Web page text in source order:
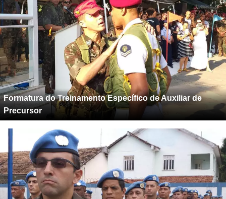
Formatura do Treinamento Específico de Auxiliar de
Precursor